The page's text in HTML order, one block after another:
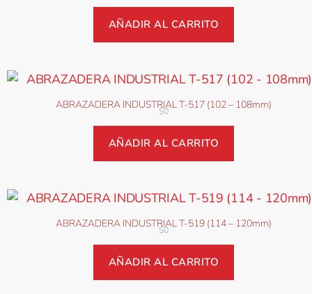
AÑADIR AL CARRITO
ABRAZADERA INDUSTRIAL T-517 (102 – 108mm)
$0
AÑADIR AL CARRITO
ABRAZADERA INDUSTRIAL T-519 (114 – 120mm)
$0
AÑADIR AL CARRITO